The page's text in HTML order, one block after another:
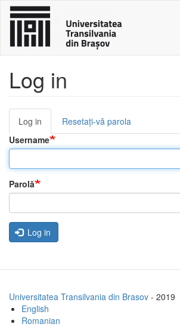
Sari
conținutul
Log in
Primary
tabs
Log in
activ)
Resetați-vă parola
Username
Parolă
Log in
Universitatea Transilvania din Brasov - 2019
English
Romanian